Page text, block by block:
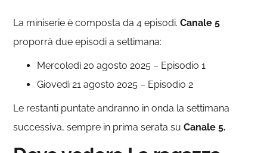
La miniserie è composta da 4 episodi.Canale 5
proporrà due episodi a settimana:
Mercoledì 20 agosto 2025 – Episodio 1
Giovedì 21 agosto 2025 – Episodio 2
Le restanti puntate andranno in onda la settimana
successiva, sempre in prima serata suCanale 5.